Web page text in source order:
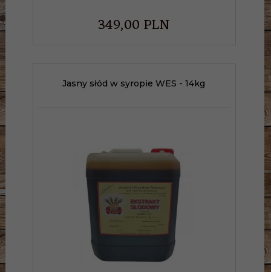
349,00PLN
Jasny słód w syropie WES - 14kg